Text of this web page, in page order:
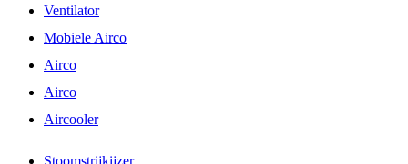
Ventilator
Mobiele Airco
Airco
Airco
Aircooler
Stoomstrijkijzer